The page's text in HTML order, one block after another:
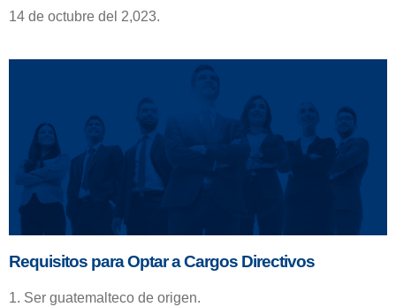
14 de octubre del 2,023.
Requisitos para Optar a Cargos Directivos
1. Ser guatemalteco de origen.